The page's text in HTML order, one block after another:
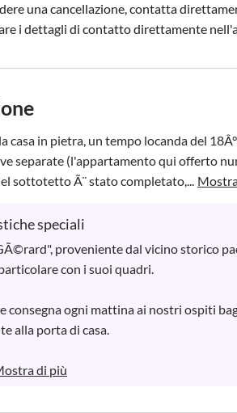
una cancellazione, contatta
i dettagli di contatto direttamente
casa in pietra, un tempo locanda del
separate (l'appartamento qui offerto
sottotetto Ã¨ stato completato,...
speciali
proveniente dal vicino storico
con i suoi quadri.
consegna ogni mattina ai nostri ospiti
alla porta di casa.
di più